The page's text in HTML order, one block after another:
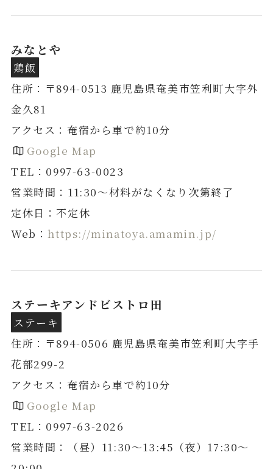
みなとや
鶏飯
住所：〒894-0513 鹿児島県奄美市笠利町大字外
金久81
アクセス：奄宿から車で約10分
Google Map
TEL：0997-63-0023
営業時間：11:30〜材料がなくなり次第終了
定休日：不定休
Web：https://minatoya.amamin.jp/
ステーキアンドビストロ田
ステーキ
住所：〒894-0506 鹿児島県奄美市笠利町大字手
花部299-2
アクセス：奄宿から車で約10分
Google Map
TEL：0997-63-2026
営業時間：（昼）11:30～13:45（夜）17:30～